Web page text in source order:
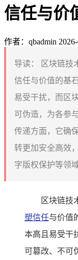
信任与价
作者：qbadmin
导读：
区块链技
信任与价值的基
易受干扰，而区
可伪造，为各参
传递方面，它确
转更加安全高效
字版权保护等领
区块链技
塑信任与价值
本高且易受干
可篡改、不可